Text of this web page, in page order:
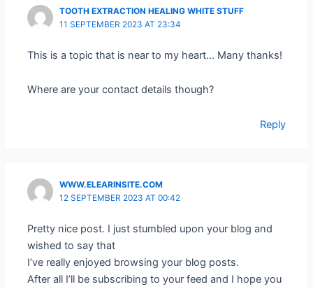
TOOTH EXTRACTION HEALING WHITE STUFF
11 SEPTEMBER 2023 AT 23:34
This is a topic that is near to my heart… Many thanks!
Where are your contact details though?
Reply
WWW.ELEARINSITE.COM
12 SEPTEMBER 2023 AT 00:42
Pretty nice post. I just stumbled upon your blog and
wished to say that
I’ve really enjoyed browsing your blog posts.
After all I’ll be subscribing to your feed and I hope you